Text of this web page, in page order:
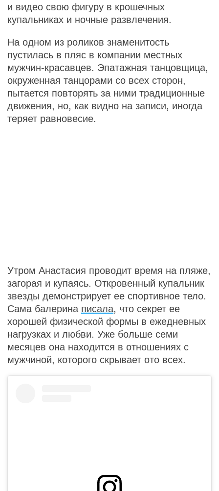
и видео свою фигуру в крошечных
купальниках и ночные развлечения.
На одном из роликов знаменитость
пустилась в пляс в компании местных
мужчин-красавцев. Эпатажная танцовщица,
окруженная танцорами со всех сторон,
пытается повторять за ними традиционные
движения, но, как видно на записи, иногда
теряет равновесие.
Утром Анастасия проводит время на пляже,
загорая и купаясь. Откровенный купальник
звезды демонстрирует ее спортивное тело.
Сама балерина писала, что секрет ее
хорошей физической формы в ежедневных
нагрузках и любви. Уже больше семи
месяцев она находится в отношениях с
мужчиной, которого скрывает ото всех.